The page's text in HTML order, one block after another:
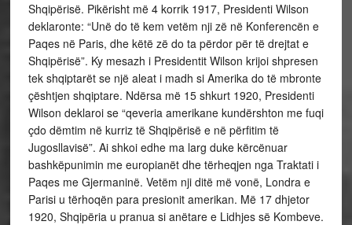
Shqipërisë. Pikërisht më 4 korrik 1917, Presidenti Wilson
deklaronte: “Unë do të kem vetëm nji zë në Konferencën e
Paqes në Paris, dhe këtë zë do ta përdor për të drejtat e
Shqipërisë”. Ky mesazh i Presidentit Wilson krijoi shpresen
tek shqiptarët se një aleat i madh si Amerika do të mbronte
çështjen shqiptare. Ndërsa më 15 shkurt 1920, Presidenti
Wilson deklaroi se “qeveria amerikane kundërshton me fuqi
çdo dëmtim në kurriz të Shqipërisë e në përfitim të
Jugosllavisë”. Ai shkoi edhe ma larg duke kërcënuar
bashkëpunimin me europianët dhe tërheqjen nga Traktati i
Paqes me Gjermaninë. Vetëm nji ditë më vonë, Londra e
Parisi u tërhoqën para presionit amerikan. Më 17 dhjetor
1920, Shqipëria u pranua si anëtare e Lidhjes së Kombeve.